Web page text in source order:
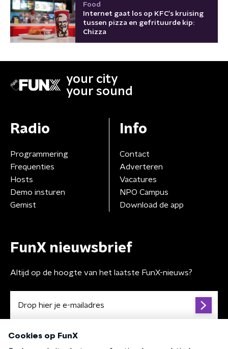
Food
Internet gaat los op KFC's kruising
tussen pizza en gefrituurde kip:
Chizza
your city
your sound
Radio
Programmering
Frequenties
Hosts
Demo insturen
Gemist
Info
Contact
Adverteren
Vacatures
NPO Campus
Download de app
FunX nieuwsbrief
Altijd op de hoogte van het laatste FunX-nieuws?